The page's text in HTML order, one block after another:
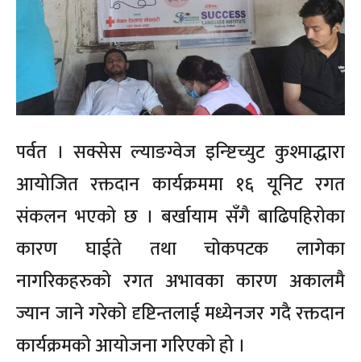
पर्वत । सक्सेस ल्याङग्वेज इन्ष्टिच्युट कुश्माद्धारा
आयोजित रक्तदान कार्यक्रममा १६ यूनिट रगत
संकलन भएको छ । बर्खायाम सँगै बाढिपहिरोका
कारण घाईते तथा चोकपटक लागेका
नागरिकहरुको रगत अभावका कारण अकालमै
ज्यान जाने गरेको दृष्टिन्तलाई मध्येनजर गदै रक्तदान
कार्यक्रमको आयोजना गरिएको हो ।